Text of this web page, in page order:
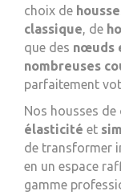
choix de
classique, de
que des nœuds
nombreuses
parfaitement
Nos housses de
élasticité et
de transformer
en un espace
gamme